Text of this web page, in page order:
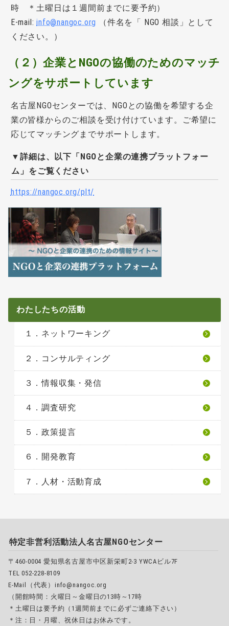
時 ＊土曜日は１週間前までに要予約）
E-mail:info@nangoc.org
（件名を「 NGO 相談」として
ください。）
（２）企業とNGOの協働のためのマッチ
ングをサポートしています
名古屋NGOセンターでは、NGOとの協働を希望する企
業の皆様からのご相談を受け付けています。ご希望に
応じてマッチングまでサポートします。
▼詳細は、以下「NGOと企業の連携プラットフォー
ム」をご覧ください
https://nangoc.org/plt/
わたしたちの活動
１．ネットワーキング
２．コンサルティング
３．情報収集・発信
４．調査研究
５．政策提言
６．開発教育
７．人材・活動育成
特定非営利活動法人名古屋NGOセンター
〒460-0004 愛知県名古屋市中区新栄町2-3 YWCAビル7F
TEL 052-228-8109
E-Mail（代表）info@nangoc.org
（開館時間：火曜日～金曜日の13時～17時
＊土曜日は要予約（1週間前までに必ずご連絡下さい）
＊注：日・月曜、祝休日はお休みです。